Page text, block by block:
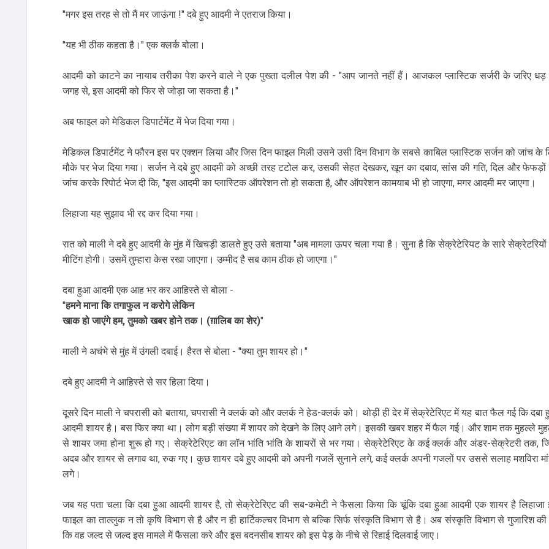
"मगर इस तरह से तो मैं मर जाऊंगा !" दबे हुए आदमी ने एतराज किया।
"यह भी ठीक कहता है।" एक क्‍लर्क बोला।
आदमी को काटने का नायाब तरीका पेश करने वाले ने एक पुख्‍ता दलील पेश की - "आप जानते नहीं हैं। आजकल प्‍लास्टिक सर्जरी के जरिए धड़
जगह से, इस आदमी को फिर से जोड़ा जा सकता है।"
अब फाइल को मेडिकल डिपार्टमेंट में भेज दिया गया।
मेडिकल डिपार्टमेंट ने फौरन इस पर एक्‍शन लिया और जिस दिन फाइल मिली उसने उसी दिन विभाग के सबसे काबिल प्‍लास्टिक सर्जन को जांच के
मौके पर भेज दिया गया। सर्जन ने दबे हुए आदमी को अच्‍छी तरह टटोल कर, उसकी सेहत देखकर, खून का दबाव, सांस की गति, दिल और फेफड़ों
जांच करके रिपोर्ट भेज दी कि, "इस आदमी का प्‍लास्टिक ऑपरेशन तो हो सकता है, और ऑपरेशन कामयाब भी हो जाएगा, मगर आदमी मर जाएगा।
लिहाजा यह सुझाव भी रद्द कर दिया गया।
रात को माली ने दबे हुए आदमी के मुंह में खिचड़ी डालते हुए उसे बताया "अब मामला ऊपर चला गया है। सुना है कि सेक्रेटेरियट के सारे सेक्रेटरियों
मीटिंग होगी। उसमें तुम्‍हारा केस रखा जाएगा। उम्‍मीद है सब काम ठीक हो जाएगा।"
दबा हुआ आदमी एक आह भर कर आहिस्‍ते से बोला -
"हमने माना कि तगाफुल न करोगे लेकिन
खाक हो जाएंगे हम, तुमको खबर होने तक। (ग़ालिब का शेर)"
माली ने अचंभे से मुंह में उंगली दबाई। हैरत से बोला - "क्‍या तुम शायर हो।"
दबे हुए आदमी ने आहिस्‍ते से सर हिला दिया।
दूसरे दिन माली ने चपरासी को बताया, चपरासी ने क्‍लर्क को और क्‍लर्क ने हेड-क्‍लर्क को। थोड़ी ही देर में सेक्रेटेरिएट में यह बात फैल गई कि दबा
आदमी शायर है। बस फिर क्‍या था। लोग बड़ी संख्‍या में शायर को देखने के लिए आने लगे। इसकी खबर शहर में फैल गई। और शाम तक मुहल्‍ले
से शायर जमा होना शुरू हो गए। सेक्रेटेरिएट का लॉन भांति भांति के शायरों से भर गया। सेक्रेटेरिएट के कई क्‍लर्क और अंडर-सेक्रेटरी तक,
अदब और शायर से लगाव था, रुक गए। कुछ शायर दबे हुए आदमी को अपनी गजलें सुनाने लगे, कई क्‍लर्क अपनी गजलों पर उससे सलाह मशविरा
लगे।
जब यह पता चला कि दबा हुआ आदमी शायर है, तो सेक्रेटेरिएट की सब-कमेटी ने फैसला किया कि चूंकि दबा हुआ आदमी एक शायर है लिहाजा
फाइल का ताल्‍लुक न तो कृषि विभाग से है और न ही हार्टिकल्‍चर विभाग से बल्कि सिर्फ संस्‍कृति विभाग से है। अब संस्‍कृति विभाग से गुजारिश की
कि वह जल्‍द से जल्‍द इस मामले में फैसला करे और इस बदनसीब शायर को इस पेड़ के नीचे से रिहाई दिलवाई जाए।